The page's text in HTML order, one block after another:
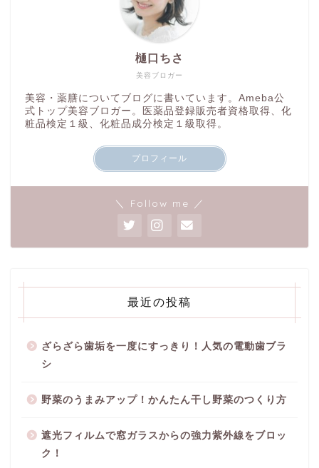
美容ブロガー
樋口ちさ
美容・薬膳についてブログに書いています。Ameba公
式トップ美容ブロガー。医薬品登録販売者資格取得、化
粧品検定１級、化粧品成分検定１級取得。
プロフィール
＼ Follow me ／
最近の投稿
ざらざら歯垢を一度にすっきり！人気の電動歯ブラ
シ
野菜のうまみアップ！かんたん干し野菜のつくり方
遮光フィルムで窓ガラスからの強力紫外線をブロッ
ク！